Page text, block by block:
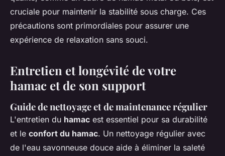
cruciale pour maintenir la stabilité sous charge. Ces
précautions sont primordiales pour assurer une
expérience de relaxation sans souci.
Entretien et longévité de votre
hamac et de son support
Guide de nettoyage et de maintenance régulier
L'entretien du hamac est essentiel pour sa durabilité
et le confort du hamac. Un nettoyage régulier avec
de l'eau savonneuse douce aide à éliminer la saleté